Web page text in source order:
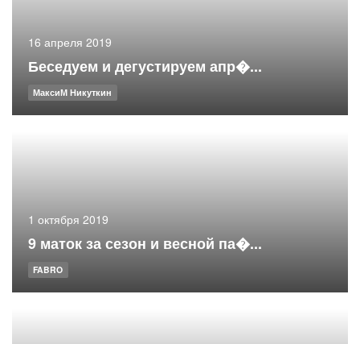
16 апреля 2019
Беседуем и дегустируем апр�...
МаксиМ Никуткин
1 октября 2019
9 маток за сезон и весной па�...
FABRO